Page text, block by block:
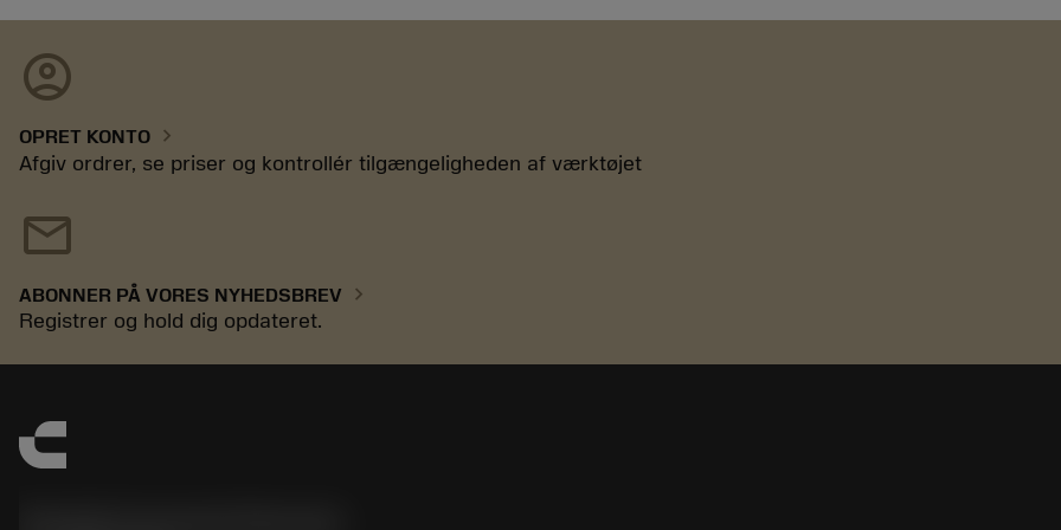
account_circle
OPRET KONTO chevron_right
Afgiv ordrer, se priser og kontrollér tilgængeligheden af værktøjet
mail
ABONNER PÅ VORES NYHEDSBREV chevron_right
Registrer og hold dig opdateret.